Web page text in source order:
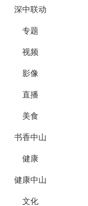
深中联动
专题
视频
影像
直播
美食
书香中山
健康
健康中山
文化